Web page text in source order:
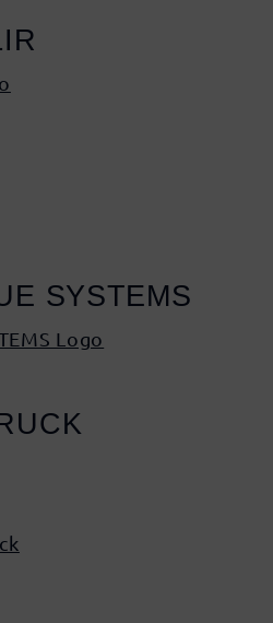
SYSTEMS